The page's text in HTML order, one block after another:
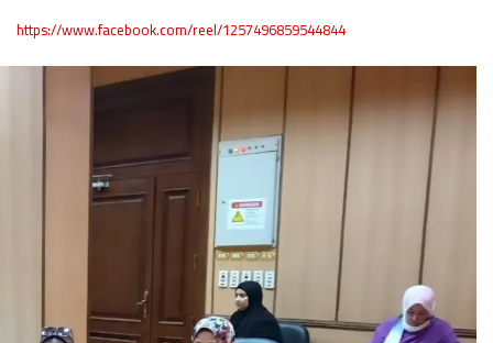
https://www.facebook.com/reel/1257496859544844